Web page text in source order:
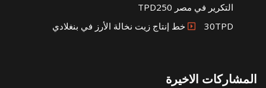
التكرير في مصر TPD250
30TPD خط إنتاج زيت نخالة الأرز في بنغلادي
المشاركات الاخيرة